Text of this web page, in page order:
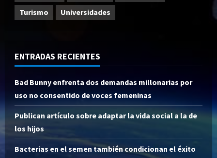
Turismo
Universidades
ENTRADAS RECIENTES
Bad Bunny enfrenta dos demandas millonarias por
uso no consentido de voces femeninas
Publican artículo sobre adaptar la vida social a la de
los hijos
Bacterias en el semen también condicionan el éxito